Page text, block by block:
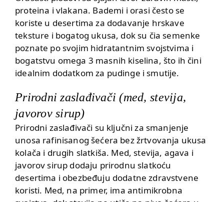
proteina i vlakana. Bademi i orasi često se
koriste u desertima za dodavanje hrskave
teksture i bogatog ukusa, dok su čia semenke
poznate po svojim hidratantnim svojstvima i
bogatstvu omega 3 masnih kiselina, što ih čini
idealnim dodatkom za pudinge i smutije.
Prirodni zaslađivači (med, stevija,
javorov sirup)
Prirodni zaslađivači su ključni za smanjenje
unosa rafinisanog šećera bez žrtvovanja ukusa
kolača i drugih slatkiša. Med, stevija, agava i
javorov sirup dodaju prirodnu slatkoću
desertima i obezbeđuju dodatne zdravstvene
koristi. Med, na primer, ima antimikrobna